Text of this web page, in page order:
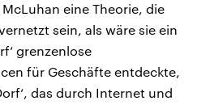
eine Theorie, die
sein, als wäre sie ein
grenzenlose
für Geschäfte entdeckte,
das durch Internet und